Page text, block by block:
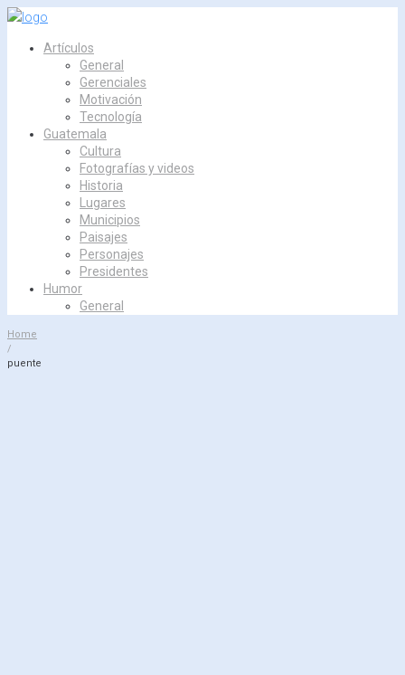
Skip
content
Artículos
General
Gerenciales
Motivación
Tecnología
Guatemala
Cultura
Fotografías y videos
Historia
Lugares
Municipios
Paisajes
Personajes
Presidentes
Humor
General
Home
/
puente